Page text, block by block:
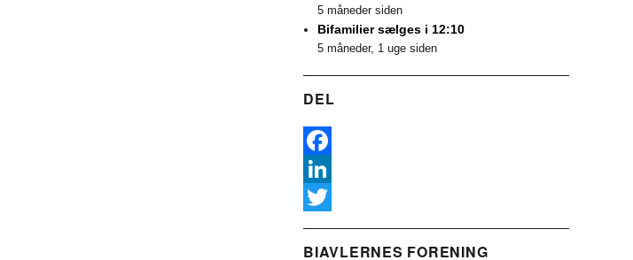
5 måneder siden
Bifamilier sælges i 12:10
5 måneder, 1 uge siden
DEL
F
a
e
L
nw
BIAVLERNES FORENING